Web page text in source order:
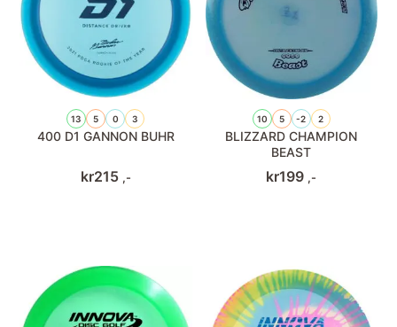
13 5 0 3
400 D1 GANNON BUHR
kr215 ,-
10 5 -2 2
BLIZZARD CHAMPION
BEAST
kr199 ,-